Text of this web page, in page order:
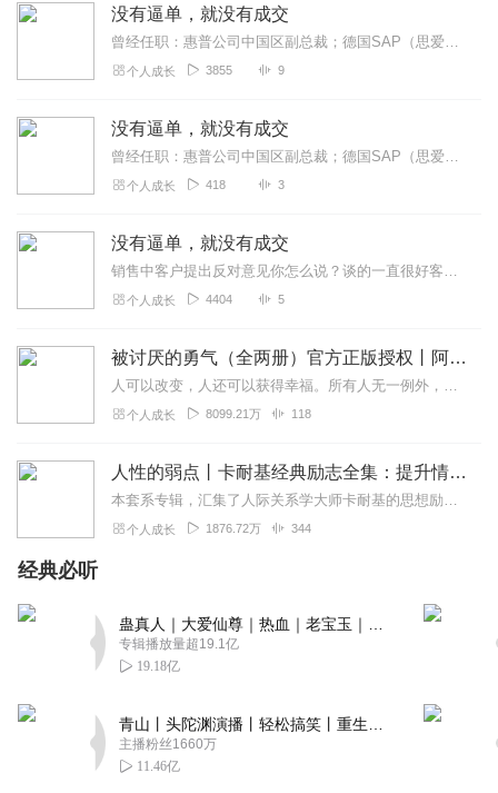
没有逼单，就没有成交
曾经任职：惠普公司中国区副总裁；德国SAP（思爱普）公司中国区副总裁；美国安移通公司中国区总经理。在超过20年的管理和销售工作中,他带领的团队不断地创新和变革...
个人成长 3855 9
没有逼单，就没有成交
曾经任职：惠普公司中国区副总裁；德国SAP（思爱普）公司中国区副总裁；美国安移通公司中国区总经理。在超过20年的管理和销售工作中,他带领的团队不断地创新和变革...
个人成长 418 3
没有逼单，就没有成交
销售中客户提出反对意见你怎么说？谈的一直很好客户就是不签约你会逼单么？和客户保持什么样的状态最有利于你的销售？敲定细节后最终的解决方案怎么设计和展示？《解决方案...
个人成长 4404 5
被讨厌的勇气（全两册）官方正版授权丨阿德勒心理学畅销经典｜幸福的勇气
人可以改变，人还可以获得幸福。所有人无一例外，都能如此。——阿德勒心理学一名深陷自卑、无能与不幸福的青年，听到了一名哲人主张的“世界无比单纯，人人都能幸福”便来...
个人成长 8099.21万 118
人性的弱点丨卡耐基经典励志全集：提升情商和沟通技巧
本套系专辑，汇集了人际关系学大师卡耐基的思想励志精华，收录《人性的弱点》《人性的优点》《语言的突破》《美好的人生》《快乐的人生》等所有经典！是卡耐基的经典合辑，...
个人成长 1876.72万 344
经典必听
专辑播放量超19.1亿
19.18亿
主播粉丝1660万
11.46亿